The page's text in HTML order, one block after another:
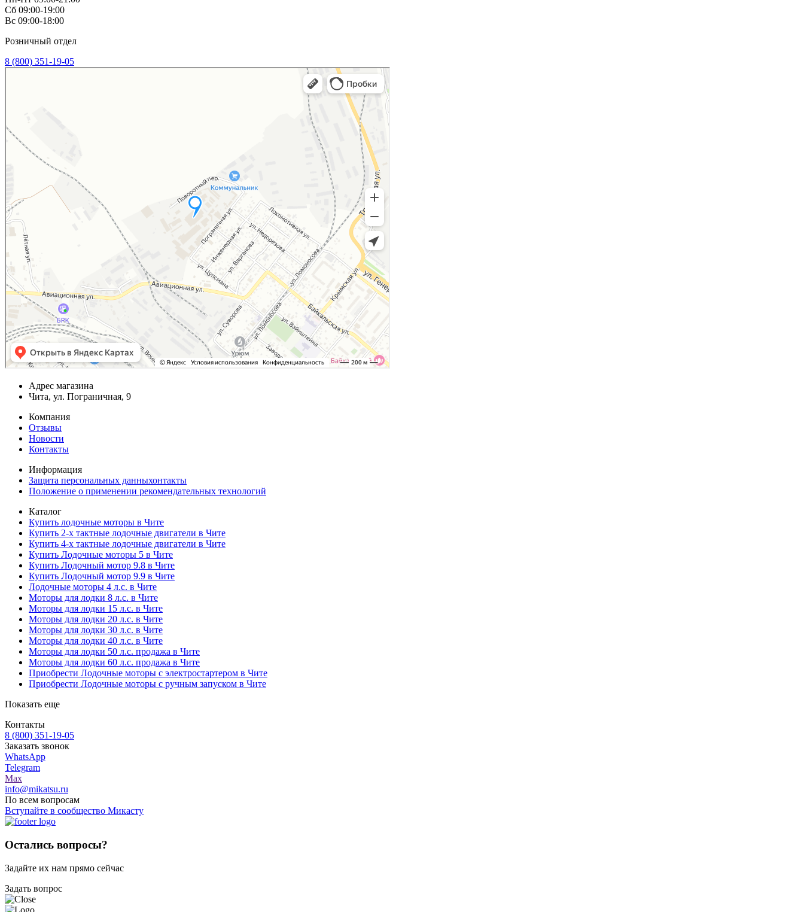
Сб 09:00-19:00
Вс 09:00-18:00
Розничный отдел
8 (800) 351-19-05
Адрес магазина
Чита, ул. Пограничная, 9
Компания
Отзывы
Новости
Контакты
Информация
Защита персональных данныхонтакты
Положение о применении рекомендательных технологий
Каталог
Купить лодочные моторы в Чите
Купить 2-х тактные лодочные двигатели в Чите
Купить 4-х тактные лодочные двигатели в Чите
Купить Лодочные моторы 5 в Чите
Купить Лодочный мотор 9.8 в Чите
Купить Лодочный мотор 9.9 в Чите
Лодочные моторы 4 л.с. в Чите
Моторы для лодки 8 л.с. в Чите
Моторы для лодки 15 л.с. в Чите
Моторы для лодки 20 л.с. в Чите
Моторы для лодки 30 л.с. в Чите
Моторы для лодки 40 л.с. в Чите
Моторы для лодки 50 л.с. продажа в Чите
Моторы для лодки 60 л.с. продажа в Чите
Приобрести Лодочные моторы с электростартером в Чите
Приобрести Лодочные моторы с ручным запуском в Чите
Показать еще
Контакты
8 (800) 351-19-05
Заказать звонок
WhatsApp
Telegram
Max
info@mikatsu.ru
По всем вопросам
Вступайте в сообщество Микасту
Остались вопросы?
Задайте их нам прямо сейчас
Задать вопрос